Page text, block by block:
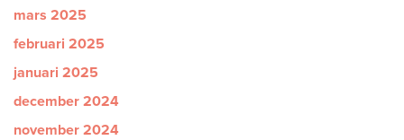
mars 2025
februari 2025
januari 2025
december 2024
november 2024